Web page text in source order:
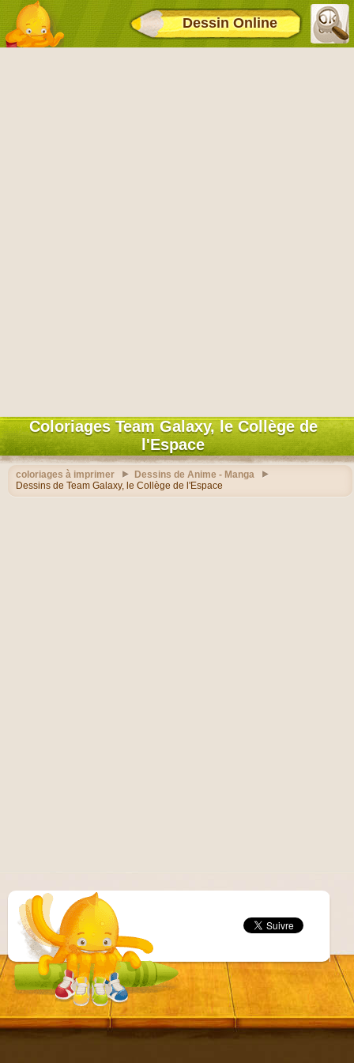
Dessin Online
Coloriages Team Galaxy, le Collège de
l'Espace
coloriages à imprimer
Dessins de Anime - Manga
Dessins de Team Galaxy, le Collège de l'Espace